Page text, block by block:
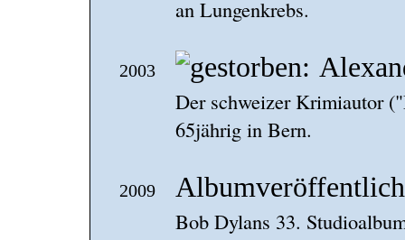
an Lungenkrebs.
2003
Der schweizer Krimiautor
65jährig in Bern.
2009
Bob Dylans 33.